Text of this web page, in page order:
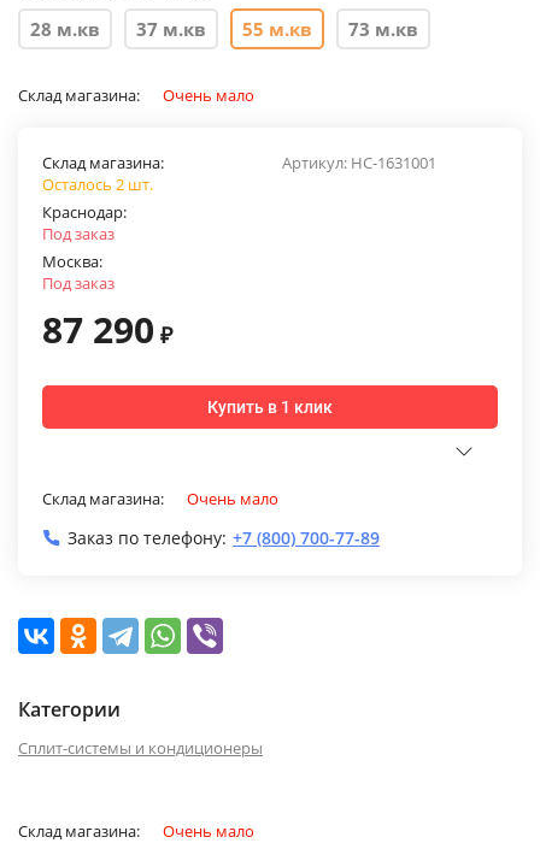
28 м.кв 37 м.кв 55 м.кв 73 м.кв
Склад магазина: Очень мало
Артикул: НС-1631001
Склад магазина:
Осталось 2 шт.
Краснодар:
Под заказ
Москва:
Под заказ
87 290 ₽
Купить в 1 клик
Склад магазина: Очень мало
Заказ по телефону: +7 (800) 700-77-89
Категории
Сплит-системы и кондиционеры
Склад магазина: Очень мало